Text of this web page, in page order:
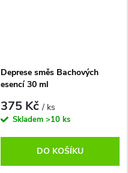
Deprese směs Bachových
esencí 30 ml
375 Kč/ ks
Skladem >10 ks
DO KOŠÍKU